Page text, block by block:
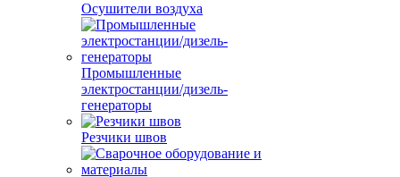
Осушители воздуха
Промышленные
электростанции/дизель-
генераторы
Резчики швов